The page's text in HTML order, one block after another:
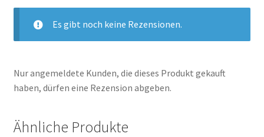
Es gibt noch keine Rezensionen.
Nur angemeldete Kunden, die dieses Produkt gekauft
haben, dürfen eine Rezension abgeben.
Ähnliche Produkte